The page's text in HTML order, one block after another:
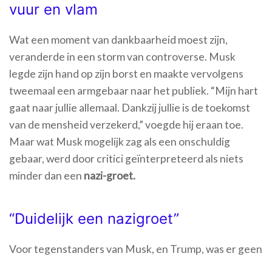
vuur en vlam
Wat een moment van dankbaarheid moest zijn,
veranderde in een storm van controverse. Musk
legde zijn hand op zijn borst en maakte vervolgens
tweemaal een armgebaar naar het publiek. “Mijn hart
gaat naar jullie allemaal. Dankzij jullie is de toekomst
van de mensheid verzekerd,” voegde hij eraan toe.
Maar wat Musk mogelijk zag als een onschuldig
gebaar, werd door critici geïnterpreteerd als niets
minder dan een nazi-groet.
“Duidelijk een nazigroet”
Voor tegenstanders van Musk, en Trump, was er geen